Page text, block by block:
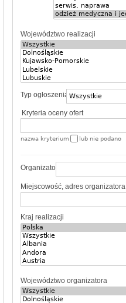
Województwo realizacji
Typ ogłoszenia
Kryteria oceny ofert
nazwa kryterium lub nie podano
Organizator
Miejscowość, adres organizatora
Kraj realizacji
Województwo organizatora